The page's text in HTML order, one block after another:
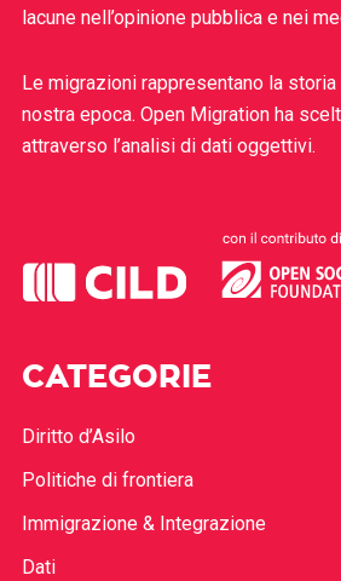
lacune nell’opinione pubblica e nei
Le migrazioni rappresentano la
nostra epoca. Open Migration ha
attraverso l’analisi di dati oggettivi.
CATEGORIE
Diritto d’Asilo
Politiche di frontiera
Immigrazione & Integrazione
Dati